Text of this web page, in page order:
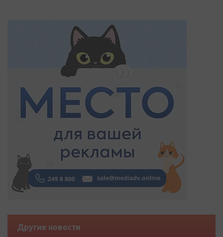
Другие новости